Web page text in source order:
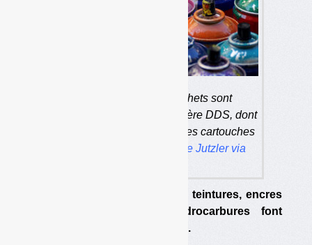
Plusieurs types de déchets sont
désormais inclus dans la filière DDS, dont
les aérosols, les teintures, les cartouches
Susanne Jutzler via
Cartouches de gaz, aérosols, teintures, encres
et produits à base d’hydrocarbures font
désormais partie du périmètre.